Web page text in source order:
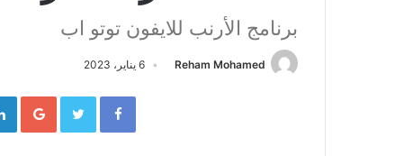
برنامج الأرنب للايفون توتو اب
Reham Mohamed 6 يناير، 2023
Facebook
Twitter